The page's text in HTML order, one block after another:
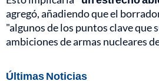
agregó, añadiendo que el
"algunos de los puntos clave que
ambiciones de armas nucleares
Últimas Noticias